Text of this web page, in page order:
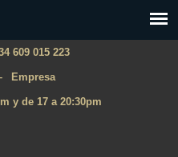
609 015 223
Empresa
y de 17 a 20:30pm